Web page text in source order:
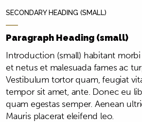
SECONDARY HEADING (SMALL)
Paragraph Heading (small)
Introduction (small) habitant
et netus et malesuada fames ac
Vestibulum tortor quam, feugiat
tempor sit amet, ante. Donec eu
quam egestas semper. Aenean
Mauris placerat eleifend leo.